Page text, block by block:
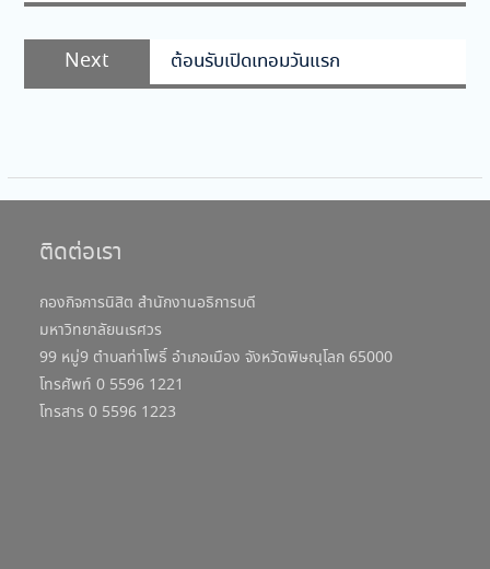
Next
Next
post:
ต้อนรับเปิดเทอมวันแรก
ติดต่อเรา
กองกิจการนิสิต สำนักงานอธิการบดี
มหาวิทยาลัยนเรศวร
99 หมู่9 ตำบลท่าโพธิ์ อำเภอเมือง จังหวัดพิษณุโลก 65000
โทรศัพท์ 0 5596 1221
โทรสาร 0 5596 1223